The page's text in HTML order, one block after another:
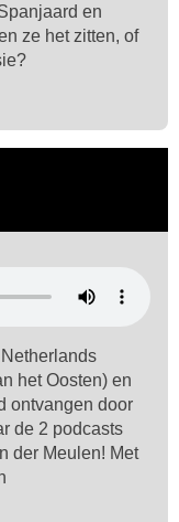
en
ze het zitten, of
het Oosten) en
ontvangen door
de 2 podcasts
der Meulen! Met